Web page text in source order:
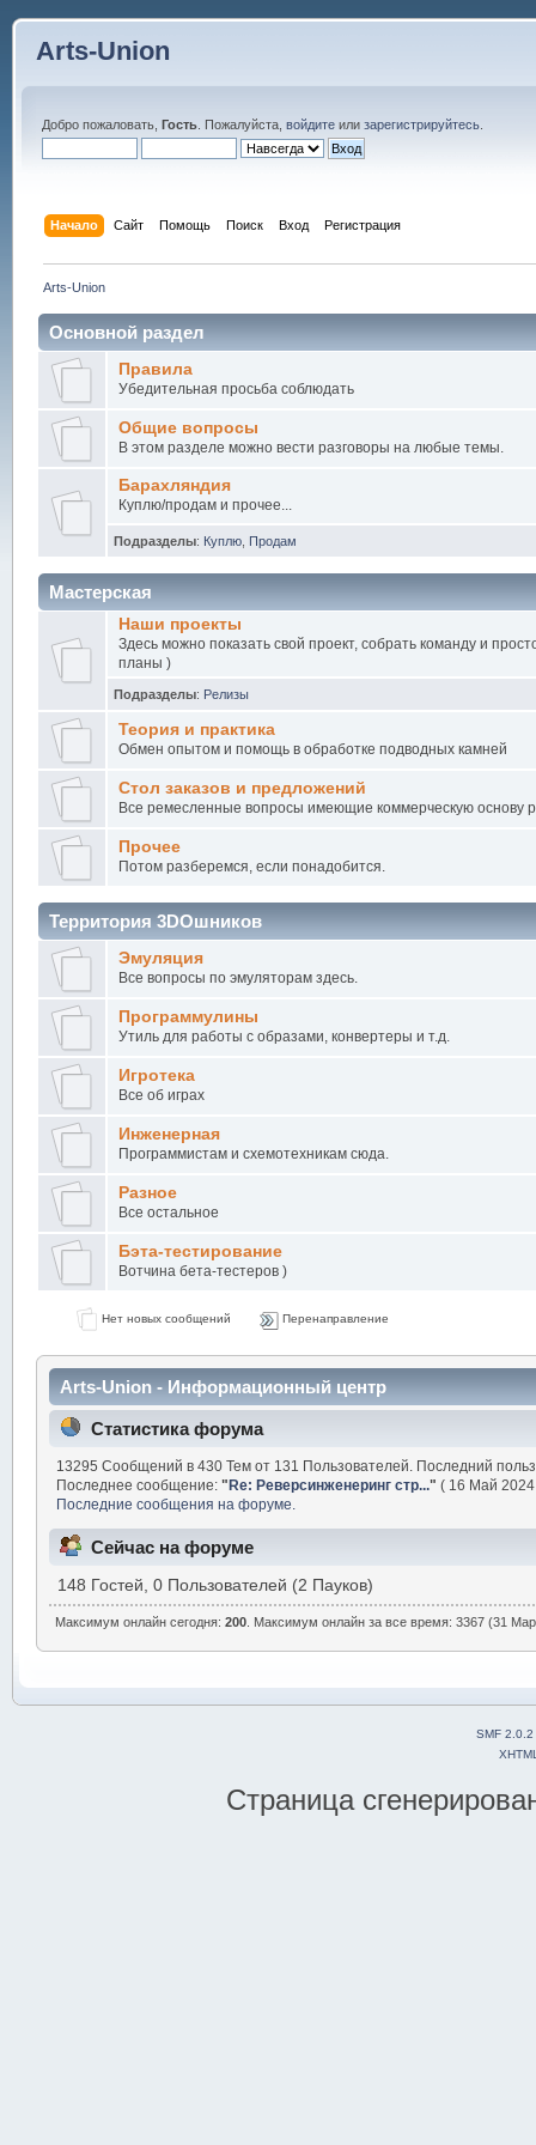
Arts-Union
Добро пожаловать, Гость. Пожалуйста, войдитеили зарегистрируйтесь.
Начало Сайт Помощь Поиск Вход Регистрация
Arts-Union
Основной раздел
Правила
Убедительная просьба соблюдать
Общие вопросы
В этом разделе можно вести разговоры на любые темы.
Барахляндия
Куплю/продам и прочее...
Подразделы: Куплю, Продам
Мастерская
Наши проекты
Здесь можно показать свой проект, собрать команду и
планы )
Подразделы: Релизы
Теория и практика
Обмен опытом и помощь в обработке подводных камней
Стол заказов и предложений
Все ремесленные вопросы имеющие коммерческую основу
Прочее
Потом разберемся, если понадобится.
Территория 3DOшников
Эмуляция
Все вопросы по эмуляторам здесь.
Программулины
Утиль для работы с образами, конвертеры и т.д.
Игротека
Все об играх
Инженерная
Программистам и схемотехникам сюда.
Разное
Все остальное
Бэта-тестирование
Вотчина бета-тестеров )
Нет новых сообщений Перенаправление
Arts-Union - Информационный центр
Статистика форума
13295 Сообщений в 430 Тем от 131 Пользователей. Последний
Последнее сообщение:"Re: Реверсинженеринг стр..." ( 16 Май
Последние сообщения на форуме.
Сейчас на форуме
148 Гостей, 0 Пользователей (2 Пауков)
Максимум онлайн сегодня:200 . Максимум онлайн за все время: 3367 (31
SMF 2.0.2
Страница